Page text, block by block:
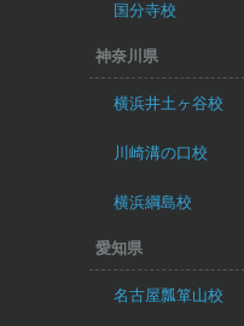
国分寺校
神奈川県
横浜井土ヶ谷校
川崎溝の口校
横浜綱島校
愛知県
名古屋瓢箪山校